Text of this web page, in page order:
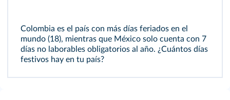
Colombia es el país con más días feriados en el
mundo (18), mientras que México solo cuenta con 7
días no laborables obligatorios al año. ¿Cuántos días
festivos hay en tu país?